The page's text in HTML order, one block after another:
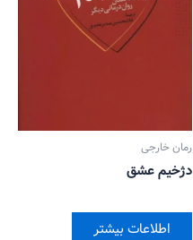
رمان خارجی
دژخیم عشق
اطلاعات بیشتر